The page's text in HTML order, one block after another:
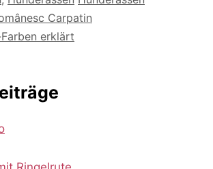
Carpatin
erklärt